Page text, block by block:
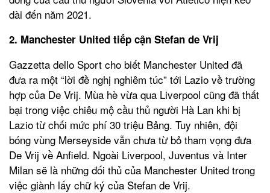
dài đến năm 2021.
2. Manchester United tiếp cận Stefan de Vrij
Gazzetta dello Sport cho biết Manchester United đã
đưa ra một “lời đề nghị nghiêm túc” tới Lazio về trường
hợp của De Vrij. Mùa hè vừa qua Liverpool cũng đã thất
bại trong việc chiêu mộ cầu thủ người Hà Lan khi bị
Lazio từ chối mức phí 30 triệu Bảng. Tuy nhiên, đội
bóng vùng Merseyside vẫn chưa từ bỏ tham vọng đưa
De Vrij về Anfield. Ngoài Liverpool, Juventus và Inter
Milan sẽ là những đối thủ của Manchester United trong
việc giành lấy chữ ký của Stefan de Vrij.